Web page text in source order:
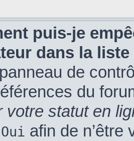
puis-je
dans la
de
du
votre statut en
Oui afin de n’être